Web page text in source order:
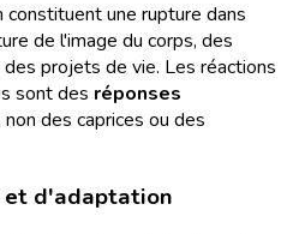
une rupture dans
de l'image du corps, des
projets de vie. Les réactions
sont des réponses
des caprices ou des
et d'adaptation